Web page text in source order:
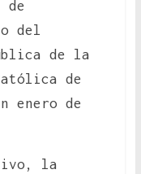
de
del
de la
de
enero de
la